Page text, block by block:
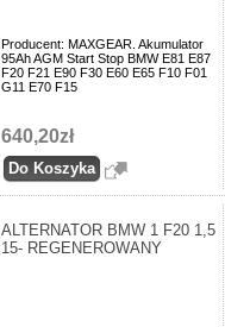
Producent: MAXGEAR. Akumulator
95Ah AGM Start Stop BMW E81 E87
F20 F21 E90 F30 E60 E65 F10 F01
G11 E70 F15
640,20zł
ALTERNATOR BMW 1 F20 1,5
15- REGENEROWANY